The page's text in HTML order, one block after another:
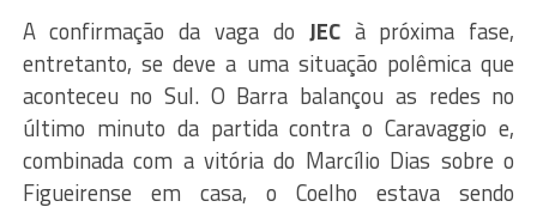
A confirmação da vaga do JECà próxima fase,
entretanto, se deve a uma situação polêmica que
aconteceu no Sul. O Barra balançou as redes no
último minuto da partida contra o Caravaggio e,
combinada com a vitória do Marcílio Dias sobre o
Figueirense em casa, o Coelho estava sendo